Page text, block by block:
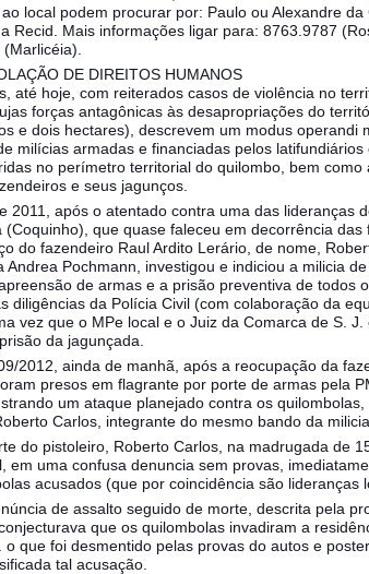
local podem procurar por: Paulo ou Alexandre da
Recid. Mais informações ligar para: 8763.9787
DE DIREITOS HUMANOS
até hoje, com reiterados casos de violência no
forças antagônicas às desapropriações do
e dois hectares), descrevem um modus operandi
milícias armadas e financiadas pelos
no perímetro territorial do quilombo, bem como
e seus jagunços.
2011, após o atentado contra uma das lideranças
(Coquinho), que quase faleceu em decorrência
do fazendeiro Raul Ardito Lerário, de nome,
Andrea Pochmann, investigou e indiciou a milicia
de armas e a prisão preventiva de todos
diligências da Polícia Civil (com colaboração da
vez que o MPe local e o Juiz da Comarca de S.
da jagunçada.
2012, ainda de manhã, após a reocupação da
presos em flagrante por porte de armas pela
um ataque planejado contra os
Carlos, integrante do mesmo bando da
do pistoleiro, Roberto Carlos, na madrugada de
em uma confusa denuncia sem provas,
acusados (que por coincidência são lideranças
de assalto seguido de morte, descrita pela
que os quilombolas invadiram a
o que foi desmentido pelas provas do autos e
tal acusação.